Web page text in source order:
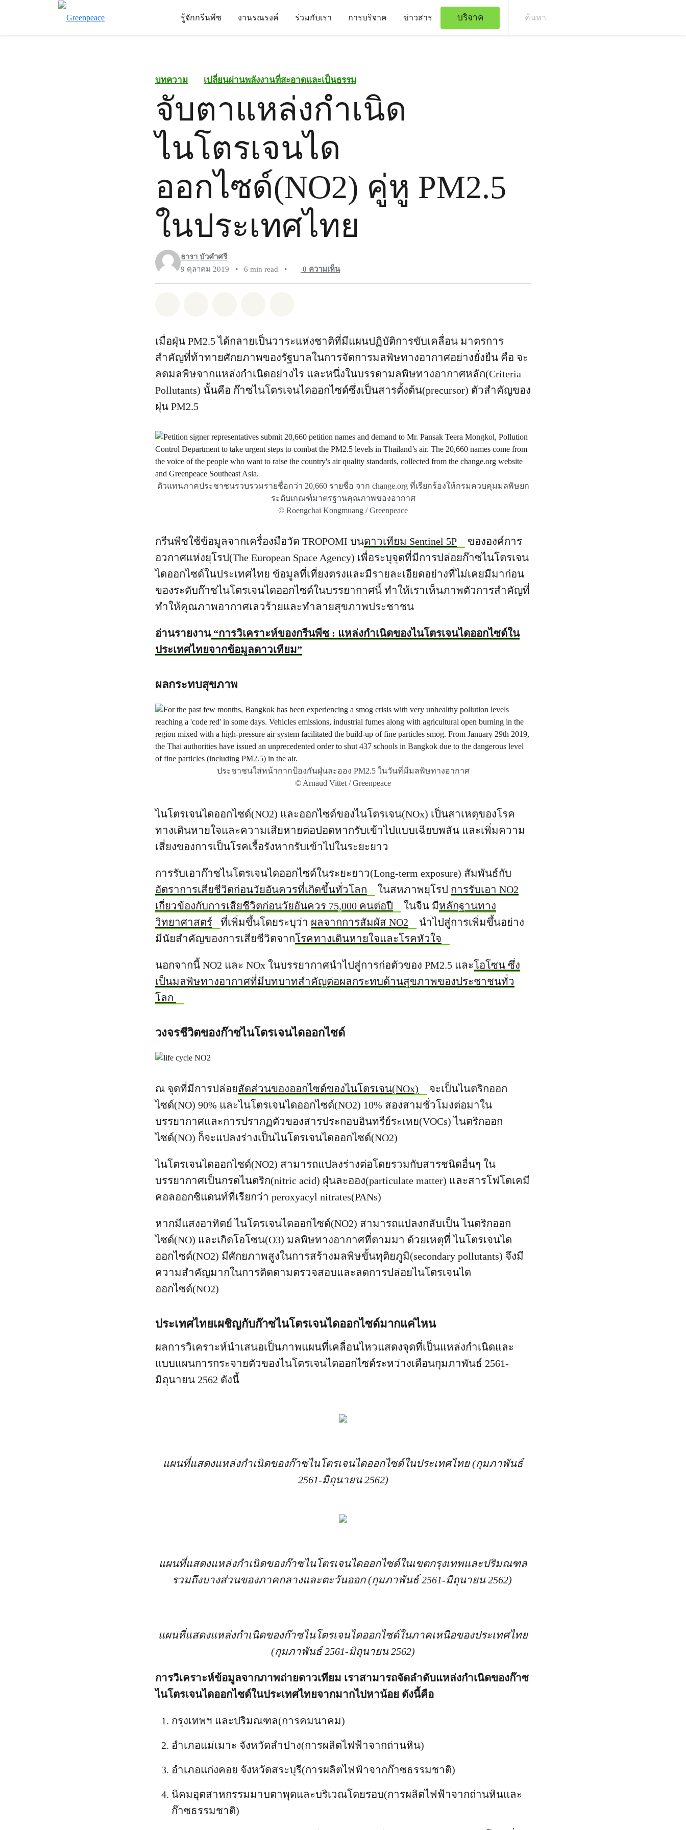
รู้จักกรีนพีซ งานรณรงค์ ร่วมกับเรา การบริจาค ข่าวสาร บริจาค
บทความ เปลี่ยนผ่านพลังงานที่สะอาดและเป็นธรรม
จับตาแหล่งกำเนิด
ไนโตรเจนได
ออกไซด์(NO2) คู่หู PM2.5
ในประเทศไทย
ธารา บัวคำศรี
9 ตุลาคม 2019
• 6 min read • 0 ความเห็น
เมื่อฝุ่น PM2.5 ได้กลายเป็นวาระแห่งชาติที่มีแผนปฏิบัติการขับเคลื่อน มาตรการ
สำคัญที่ท้าทายศักยภาพของรัฐบาลในการจัดการมลพิษทางอากาศอย่างยั่งยืน คือ จะ
ลดมลพิษจากแหล่งกำเนิดอย่างไร และหนึ่งในบรรดามลพิษทางอากาศหลัก(Criteria
Pollutants) นั้นคือ ก๊าซไนโตรเจนไดออกไซด์ซึ่งเป็นสารตั้งต้น(precursor) ตัวสำคัญของ
ฝุ่น PM2.5
ตัวแทนภาคประชาชนรวบรวมรายชื่อกว่า 20,660 รายชื่อ จาก change.org ที่เรียกร้องให้กรมควบคุมมลพิษยก
ระดับเกณฑ์มาตรฐานคุณภาพของอากาศ
© Roengchai Kongmuang / Greenpeace
กรีนพีซใช้ข้อมูลจากเครื่องมือวัด TROPOMI บนดาวเทียม Sentinel 5P
ขององค์การ
อวกาศแห่งยุโรป(The European Space Agency) เพื่อระบุจุดที่มีการปล่อยก๊าซไนโตรเจน
ไดออกไซด์ในประเทศไทย ข้อมูลที่เที่ยงตรงและมีรายละเอียดอย่างที่ไม่เคยมีมาก่อน
ของระดับก๊าซไนโตรเจนไดออกไซด์ในบรรยากาศนี้ ทำให้เราเห็นภาพตัวการสำคัญที่
ทำให้คุณภาพอากาศเลวร้ายและทำลายสุขภาพประชาชน
อ่านรายงาน“การวิเคราะห์ของกรีนพีซ : แหล่งกำเนิดของไนโตรเจนไดออกไซด์ใน
ประเทศไทยจากข้อมูลดาวเทียม”
ผลกระทบสุขภาพ
ประชาชนใส่หน้ากากป้องกันฝุ่นละออง PM2.5 ในวันที่มีมลพิษทางอากาศ
© Arnaud Vittet / Greenpeace
ไนโตรเจนไดออกไซด์(NO2) และออกไซด์ของไนโตรเจน(NOx) เป็นสาเหตุของโรค
ทางเดินหายใจและความเสียหายต่อปอดหากรับเข้าไปแบบเฉียบพลัน และเพิ่มความ
เสี่ยงของการเป็นโรคเรื้อรังหากรับเข้าไปในระยะยาว
การรับเอาก๊าซไนโตรเจนไดออกไซด์ในระยะยาว(Long-term exposure) สัมพันธ์กับ
อัตราการเสียชีวิตก่อนวัยอันควรที่เกิดขึ้นทั่วโลก
ในสหภาพยุโรป การรับเอา NO2
เกี่ยวข้องกับการเสียชีวิตก่อนวัยอันควร 75,000 คนต่อปี
ในจีน มีหลักฐานทาง
วิทยาศาสตร์
ที่เพิ่มขึ้นโดยระบุว่า ผลจากการสัมผัส NO2
นำไปสู่การเพิ่มขึ้นอย่าง
มีนัยสำคัญของการเสียชีวิตจากโรคทางเดินหายใจและโรคหัวใจ
นอกจากนี้ NO2 และ NOx ในบรรยากาศนำไปสู่การก่อตัวของ PM2.5 และโอโซน ซึ่ง
เป็นมลพิษทางอากาศที่มีบทบาทสำคัญต่อผลกระทบด้านสุขภาพของประชาชนทั่ว
โลก
วงจรชีวิตของก๊าซไนโตรเจนไดออกไซด์
ณ จุดที่มีการปล่อยสัดส่วนของออกไซด์ของไนโตรเจน(NOx)
จะเป็นไนตริกออก
ไซด์(NO) 90% และไนโตรเจนไดออกไซด์(NO2) 10% สองสามชั่วโมงต่อมาใน
บรรยากาศและการปรากฏตัวของสารประกอบอินทรีย์ระเหย(VOCs) ไนตริกออก
ไซด์(NO) ก็จะแปลงร่างเป็นไนโตรเจนไดออกไซด์(NO2)
ไนโตรเจนไดออกไซด์(NO2) สามารถแปลงร่างต่อโดยรวมกับสารชนิดอื่นๆ ใน
บรรยากาศเป็นกรดไนตริก(nitric acid) ฝุ่นละออง(particulate matter) และสารโฟโตเคมี
คอลออกซิแดนท์ที่เรียกว่า peroxyacyl nitrates(PANs)
หากมีแสงอาทิตย์ ไนโตรเจนไดออกไซด์(NO2) สามารถแปลงกลับเป็น ไนตริกออก
ไซด์(NO) และเกิดโอโซน(O3) มลพิษทางอากาศที่ตามมา ด้วยเหตุที่ ไนโตรเจนได
ออกไซด์(NO2) มีศักยภาพสูงในการสร้างมลพิษขั้นทุติยภูมิ(secondary pollutants) จึงมี
ความสำคัญมากในการติดตามตรวจสอบและลดการปล่อยไนโตรเจนได
ออกไซด์(NO2)
ประเทศไทยเผชิญกับก๊าซไนโตรเจนไดออกไซด์มากแค่ไหน
ผลการวิเคราะห์นำเสนอเป็นภาพแผนที่เคลื่อนไหวแสดงจุดที่เป็นแหล่งกำเนิดและ
แบบแผนการกระจายตัวของไนโตรเจนไดออกไซด์ระหว่างเดือนกุมภาพันธ์ 2561-
มิถุนายน 2562 ดังนี้
แผนที่แสดงแหล่งกำเนิดของก๊าซไนโตรเจนไดออกไซด์ในประเทศไทย (กุมภาพันธ์
2561-มิถุนายน 2562)
แผนที่แสดงแหล่งกำเนิดของก๊าซไนโตรเจนไดออกไซด์ในเขตกรุงเทพและปริมณฑล
รวมถึงบางส่วนของภาคกลางและตะวันออก (กุมภาพันธ์ 2561-มิถุนายน 2562)
แผนที่แสดงแหล่งกำเนิดของก๊าซไนโตรเจนไดออกไซด์ในภาคเหนือของประเทศไทย
(กุมภาพันธ์ 2561-มิถุนายน 2562)
การวิเคราะห์ข้อมูลจากภาพถ่ายดาวเทียม เราสามารถจัดลำดับแหล่งกำเนิดของก๊าซ
ไนโตรเจนไดออกไซด์ในประเทศไทยจากมากไปหาน้อย ดังนี้คือ
กรุงเทพฯ และปริมณฑล(การคมนาคม)
อำเภอแม่เมาะ จังหวัดลำปาง(การผลิตไฟฟ้าจากถ่านหิน)
อำเภอแก่งคอย จังหวัดสระบุรี(การผลิตไฟฟ้าจากก๊าซธรรมชาติ)
นิคมอุตสาหกรรมมาบตาพุดและบริเวณโดยรอบ(การผลิตไฟฟ้าจากถ่านหินและ
ก๊าซธรรมชาติ)